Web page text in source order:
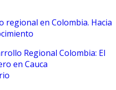
regional en Colombia. Hacia
Regional Colombia: El
en Cauca